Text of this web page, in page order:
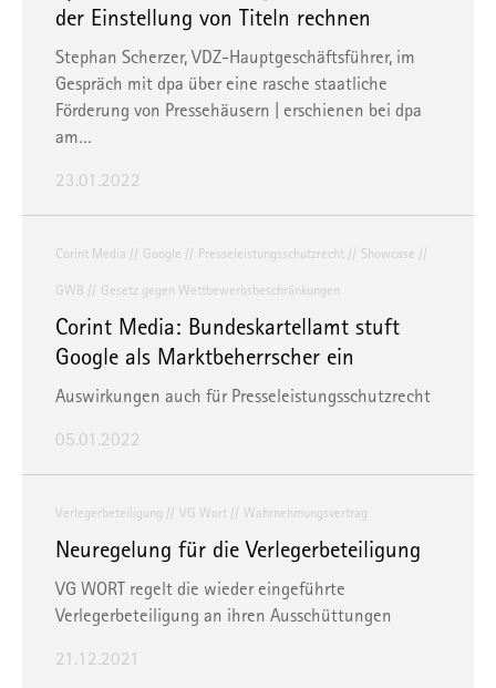
der Einstellung von Titeln rechnen
Stephan Scherzer, VDZ-Hauptgeschäftsführer, im
Gespräch mit dpa über eine rasche staatliche
Förderung von Pressehäusern | erschienen bei dpa
am…
23.01.2022
Corint Media Google Presseleistungsschutzrecht Showcase
GWB Gesetz gegen Wettbewerbsbeschränkungen
Corint Media: Bundeskartellamt stuft
Google als Marktbeherrscher ein
Auswirkungen auch für Presseleistungsschutzrecht
05.01.2022
Verlegerbeteiligung VG Wort Wahrnehmungsvertrag
Neuregelung für die Verlegerbeteiligung
VG WORT regelt die wieder eingeführte
Verlegerbeteiligung an ihren Ausschüttungen
21.12.2021